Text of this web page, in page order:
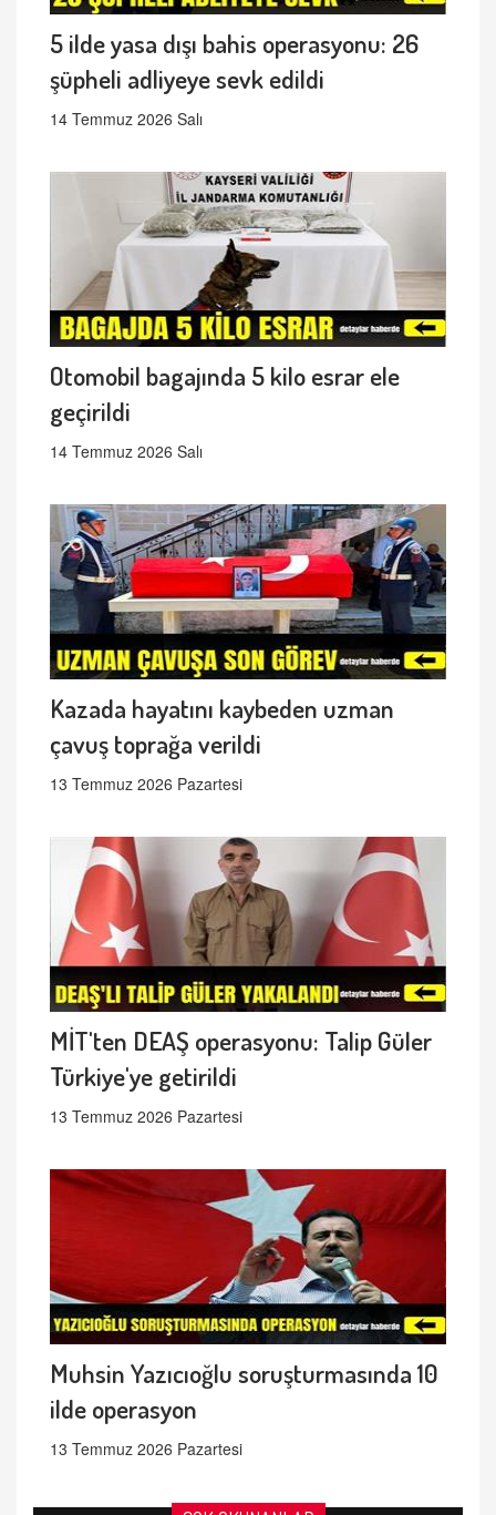
5 ilde yasa dışı bahis operasyonu: 26
şüpheli adliyeye sevk edildi
14 Temmuz 2026 Salı
Otomobil bagajında 5 kilo esrar ele
geçirildi
14 Temmuz 2026 Salı
Kazada hayatını kaybeden uzman
çavuş toprağa verildi
13 Temmuz 2026 Pazartesi
MİT'ten DEAŞ operasyonu: Talip Güler
Türkiye'ye getirildi
13 Temmuz 2026 Pazartesi
Muhsin Yazıcıoğlu soruşturmasında 10
ilde operasyon
13 Temmuz 2026 Pazartesi